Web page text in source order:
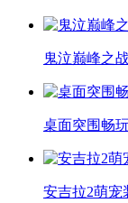
鬼泣巅峰之
桌面突围畅
安吉拉2萌宠